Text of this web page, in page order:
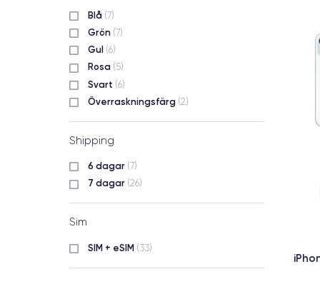
Blå (7)
Grön (7)
Gul (6)
Rosa (5)
Svart (6)
Överraskningsfärg (2)
Shipping
6 dagar (7)
7 dagar (26)
Sim
SIM + eSIM (33)